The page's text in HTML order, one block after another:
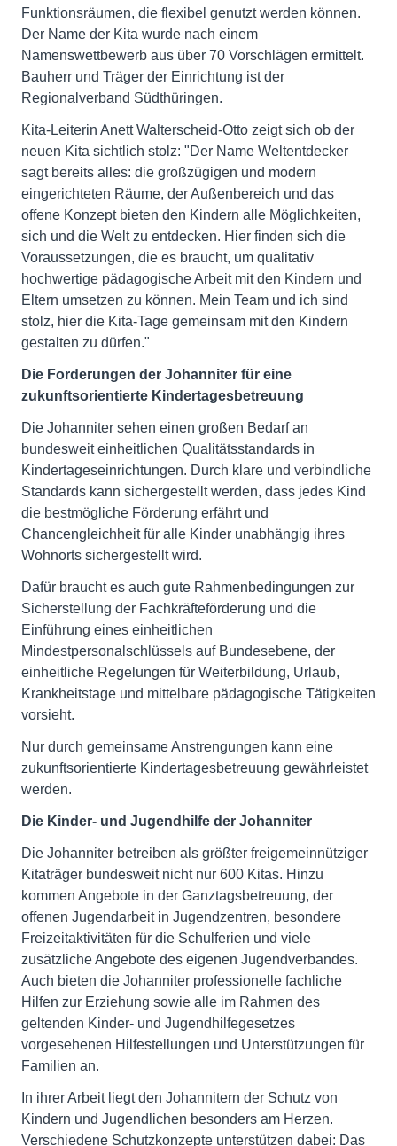
Funktionsräumen, die flexibel genutzt werden können.
Der Name der Kita wurde nach einem
Namenswettbewerb aus über 70 Vorschlägen ermittelt.
Bauherr und Träger der Einrichtung ist der
Regionalverband Südthüringen.
Kita-Leiterin Anett Walterscheid-Otto zeigt sich ob der
neuen Kita sichtlich stolz: "Der Name Weltentdecker
sagt bereits alles: die großzügigen und modern
eingerichteten Räume, der Außenbereich und das
offene Konzept bieten den Kindern alle Möglichkeiten,
sich und die Welt zu entdecken. Hier finden sich die
Voraussetzungen, die es braucht, um qualitativ
hochwertige pädagogische Arbeit mit den Kindern und
Eltern umsetzen zu können. Mein Team und ich sind
stolz, hier die Kita-Tage gemeinsam mit den Kindern
gestalten zu dürfen."
Die Forderungen der Johanniter für eine
zukunftsorientierte Kindertagesbetreuung
Die Johanniter sehen einen großen Bedarf an
bundesweit einheitlichen Qualitätsstandards in
Kindertageseinrichtungen. Durch klare und verbindliche
Standards kann sichergestellt werden, dass jedes Kind
die bestmögliche Förderung erfährt und
Chancengleichheit für alle Kinder unabhängig ihres
Wohnorts sichergestellt wird.
Dafür braucht es auch gute Rahmenbedingungen zur
Sicherstellung der Fachkräfteförderung und die
Einführung eines einheitlichen
Mindestpersonalschlüssels auf Bundesebene, der
einheitliche Regelungen für Weiterbildung, Urlaub,
Krankheitstage und mittelbare pädagogische Tätigkeiten
vorsieht.
Nur durch gemeinsame Anstrengungen kann eine
zukunftsorientierte Kindertagesbetreuung gewährleistet
werden.
Die Kinder- und Jugendhilfe der Johanniter
Die Johanniter betreiben als größter freigemeinnütziger
Kitaträger bundesweit nicht nur 600 Kitas. Hinzu
kommen Angebote in der Ganztagsbetreuung, der
offenen Jugendarbeit in Jugendzentren, besondere
Freizeitaktivitäten für die Schulferien und viele
zusätzliche Angebote des eigenen Jugendverbandes.
Auch bieten die Johanniter professionelle fachliche
Hilfen zur Erziehung sowie alle im Rahmen des
geltenden Kinder- und Jugendhilfegesetzes
vorgesehenen Hilfestellungen und Unterstützungen für
Familien an.
In ihrer Arbeit liegt den Johannitern der Schutz von
Kindern und Jugendlichen besonders am Herzen.
Verschiedene Schutzkonzepte unterstützen dabei: Das